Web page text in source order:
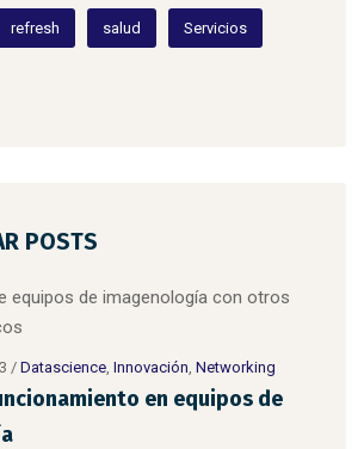
refresh salud Servicios
POSTS
/ Datascience Innovación Networking
en equipos de